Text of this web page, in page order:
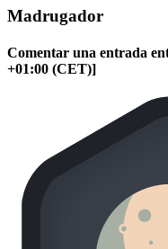
Madrugador
Comentar una entrada
+01:00 (CET)]